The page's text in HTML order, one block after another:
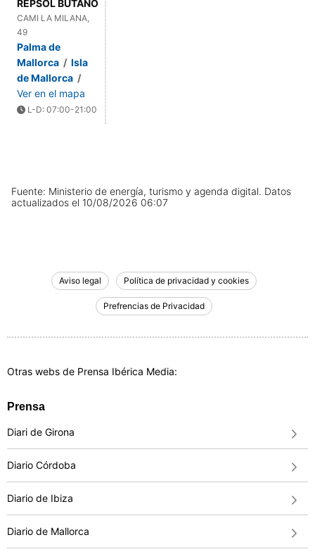
REPSOL BUTANO
CAMI LA MILANA,
49
Palma de
Mallorca / Isla
de Mallorca /
Ver en el mapa
L-D: 07:00-21:00
Fuente: Ministerio de energía, turismo y agenda digital. Datos
actualizados el 10/08/2026 06:07
Aviso legal Política de privacidad y cookies
Prefrencias de Privacidad
Otras webs de Prensa Ibérica Media:
Prensa
Diari de Girona
Diario Córdoba
Diario de Ibiza
Diario de Mallorca